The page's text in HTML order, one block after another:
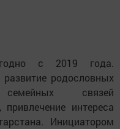
с 2019 года.
родословных
связей
интереса
Инициатором